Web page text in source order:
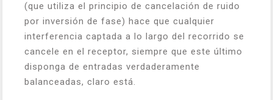
(que utiliza el principio de cancelación de ruido
por inversión de fase) hace que cualquier
interferencia captada a lo largo del recorrido se
cancele en el receptor, siempre que este último
disponga de entradas verdaderamente
balanceadas, claro está.